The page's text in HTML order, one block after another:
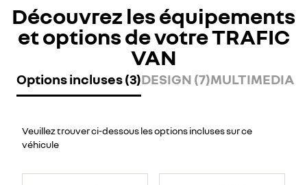
Découvrez les équipements
et options de votre TRAFIC
VAN
Options incluses (3)DESIGN (7)MULTIMEDIA
Veuillez trouver ci-dessous les options incluses sur ce
véhicule